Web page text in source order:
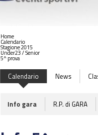
Home
Calendario
Stagione 2015
Under23 / Senior
5^ prova
Calendario News
Info gara R.P. di GARA